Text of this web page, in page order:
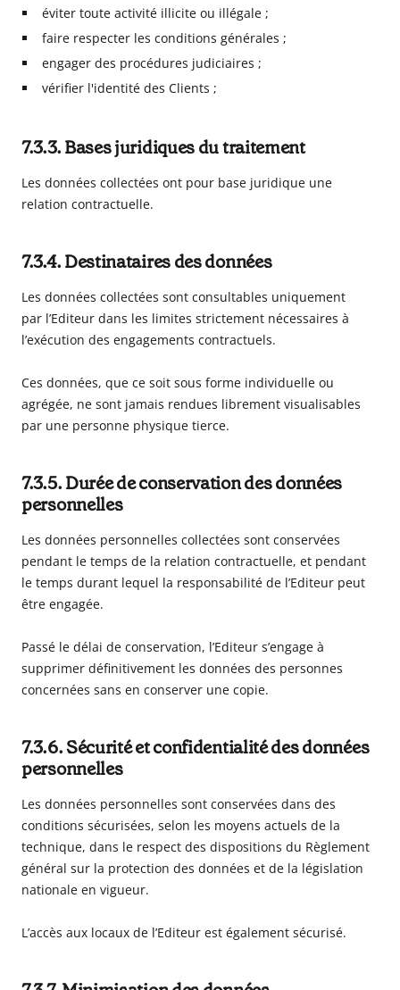
éviter toute activité illicite ou illégale ;
faire respecter les conditions générales ;
engager des procédures judiciaires ;
vérifier l'identité des Clients ;
7.3.3. Bases juridiques du traitement
Les données collectées ont pour base juridique une
relation contractuelle.
7.3.4. Destinataires des données
Les données collectées sont consultables uniquement
par l’Editeur dans les limites strictement nécessaires à
l’exécution des engagements contractuels.
Ces données, que ce soit sous forme individuelle ou
agrégée, ne sont jamais rendues librement visualisables
par une personne physique tierce.
7.3.5. Durée de conservation des données
personnelles
Les données personnelles collectées sont conservées
pendant le temps de la relation contractuelle, et pendant
le temps durant lequel la responsabilité de l’Editeur peut
être engagée.
Passé le délai de conservation, l’Editeur s’engage à
supprimer définitivement les données des personnes
concernées sans en conserver une copie.
7.3.6. Sécurité et confidentialité des données
personnelles
Les données personnelles sont conservées dans des
conditions sécurisées, selon les moyens actuels de la
technique, dans le respect des dispositions du Règlement
général sur la protection des données et de la législation
nationale en vigueur.
L’accès aux locaux de l’Editeur est également sécurisé.